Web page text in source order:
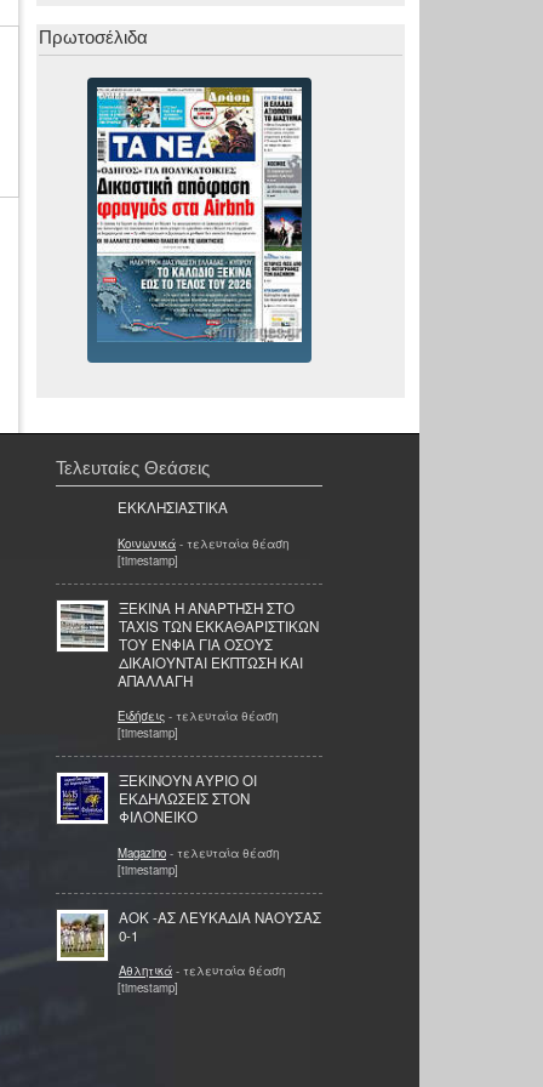
Πρωτοσέλιδα
Τελευταίες Θεάσεις
ΕΚΚΛΗΣΙΑΣΤΙΚΑ
Κοινωνικά - τελευταία θέαση
[timestamp]
ΞΕΚΙΝΑ Η ΑΝΑΡΤΗΣΗ ΣΤΟ
TAXIS ΤΩΝ ΕΚΚΑΘΑΡΙΣΤΙΚΩΝ
ΤΟΥ ΕΝΦΙΑ ΓΙΑ ΟΣΟΥΣ
ΔΙΚΑΙΟΥΝΤΑΙ ΕΚΠΤΩΣΗ ΚΑΙ
ΑΠΑΛΛΑΓΗ
Ειδήσεις - τελευταία θέαση
[timestamp]
ΞΕΚΙΝΟΥΝ ΑΥΡΙΟ ΟΙ
ΕΚΔΗΛΩΣΕΙΣ ΣΤΟΝ
ΦΙΛΟΝΕΙΚΟ
Magazino - τελευταία θέαση
[timestamp]
ΑΟΚ -ΑΣ ΛΕΥΚΑΔΙΑ ΝΑΟΥΣΑΣ
0-1
Αθλητικά - τελευταία θέαση
[timestamp]